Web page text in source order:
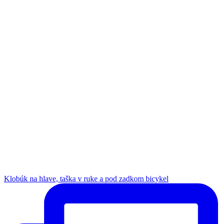
Klobúk na hlave, taška v ruke a pod zadkom bicykel